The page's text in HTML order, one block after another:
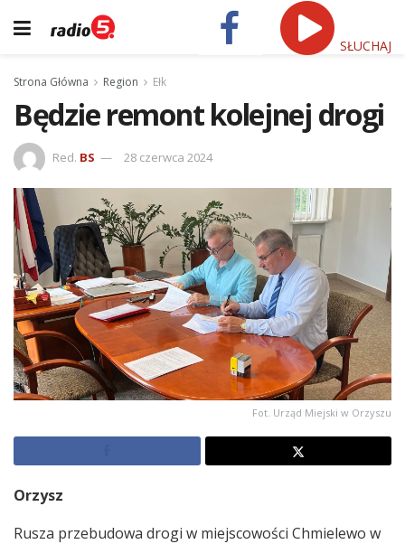
SŁUCHAJ
Strona Główna Region Ełk
Będzie remont kolejnej drogi
Red. BS 28 czerwca 2024
Fot. Urząd Miejski w Orzyszu
Orzysz
Rusza przebudowa drogi w miejscowości Chmielewo w